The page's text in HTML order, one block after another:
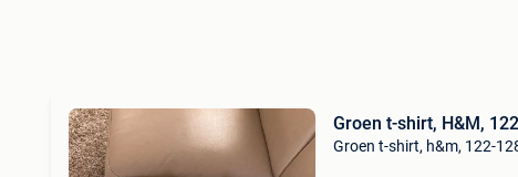
Groen t-shirt, H&M,
Groen t-shirt, h&m, 122-